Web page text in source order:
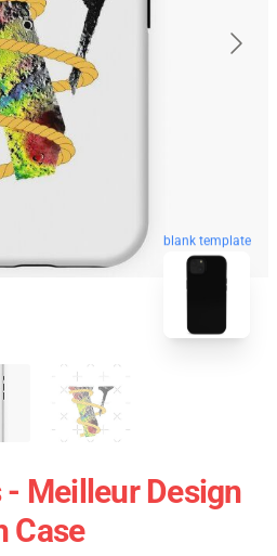
blank template
Meilleur Design
Case